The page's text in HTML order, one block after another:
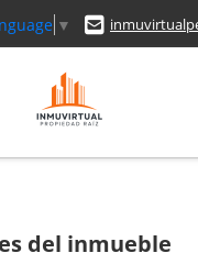
▼
del inmueble